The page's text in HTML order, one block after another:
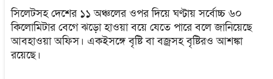
সিলেটসহ দেশের ১১ অঞ্চলের ওপর দিয়ে ঘণ্টায় সর্বোচ্চ ৬০
কিলোমিটার বেগে ঝড়ো হাওয়া বয়ে যেতে পারে বলে জানিয়েছে
আবহাওয়া অফিস। একইসঙ্গে বৃষ্টি বা বজ্রসহ বৃষ্টিরও আশঙ্কা
রয়েছে।